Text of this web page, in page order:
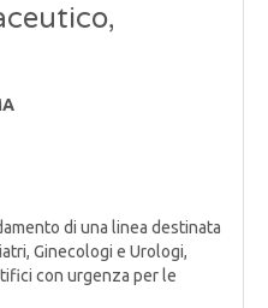
di una linea destinata
Ginecologi e Urologi,
con urgenza per le